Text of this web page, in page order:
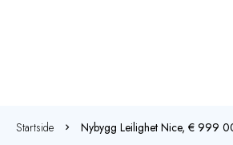
Startside Nybygg Leilighet Nice, € 999